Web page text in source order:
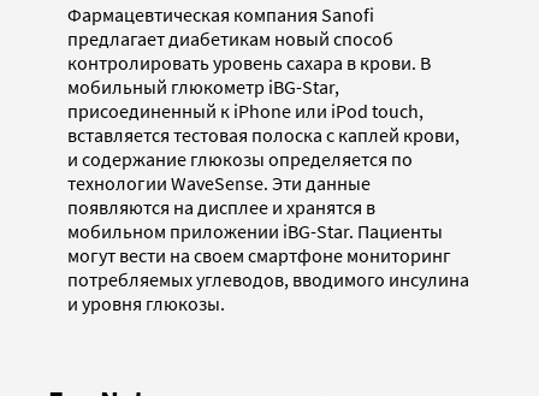
Фармацевтическая компания Sanofi
предлагает диабетикам новый способ
контролировать уровень сахара в крови. В
мобильный глюкометр iBG-Star,
присоединенный к iPhone или iPod touch,
вставляется тестовая полоска с каплей крови,
и содержание глюкозы определяется по
технологии WaveSense. Эти данные
появляются на дисплее и хранятся в
мобильном приложении iBG-Star. Пациенты
могут вести на своем смартфоне мониторинг
потребляемых углеводов, вводимого инсулина
и уровня глюкозы.